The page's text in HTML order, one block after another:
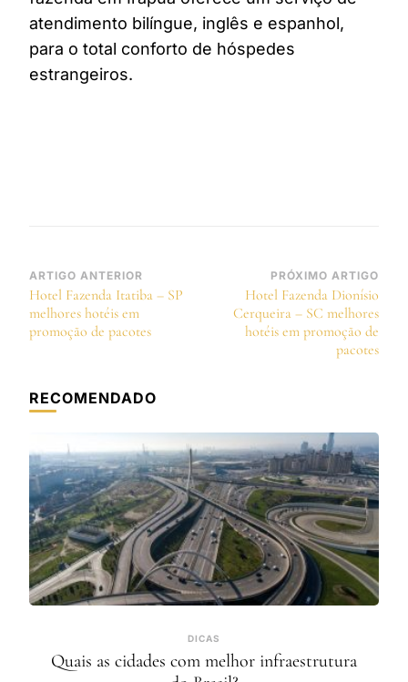
atendimento bilíngue, inglês e espanhol,
para o total conforto de hóspedes
estrangeiros.
Navegação
de
post
ARTIGO ANTERIOR
Hotel Fazenda Itatiba – SP
melhores hotéis em
promoção de pacotes
PRÓXIMO ARTIGO
Hotel Fazenda Dionísio
Cerqueira – SC melhores
hotéis em promoção de
pacotes
RECOMENDADO
DICAS
Quais as cidades com melhor infraestrutura